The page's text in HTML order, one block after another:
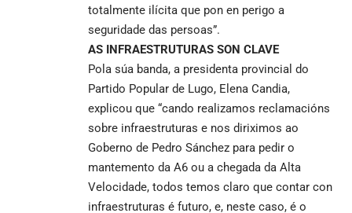
totalmente ilícita que pon en perigo a
seguridade das persoas”.
AS INFRAESTRUTURAS SON CLAVE
Pola súa banda, a presidenta provincial do
Partido Popular de Lugo, Elena Candia,
explicou que “cando realizamos reclamacións
sobre infraestruturas e nos diriximos ao
Goberno de Pedro Sánchez para pedir o
mantemento da A6 ou a chegada da Alta
Velocidade, todos temos claro que contar con
infraestruturas é futuro, e, neste caso, é o